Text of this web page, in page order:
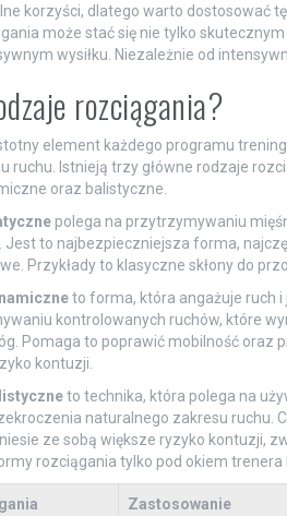
korzyści, dlatego warto dostosować
może stać się nie tylko
wysiłku. Niezależnie od
rozciągania?
element każdego programu
ruchu. Istnieją trzy główne rodzaje
oraz balistyczne.
polega na przytrzymywaniu
Jest to najbezpieczniejsza forma,
Przykłady to klasyczne skłony do
to forma, która angażuje ruch i
kontrolowanych ruchów, które
Pomaga to poprawić mobilność oraz
kontuzji.
to technika, która polega na
naturalnego zakresu ruchu.
ze sobą większe ryzyko kontuzji,
rozciągania tylko pod okiem
Zastosowanie